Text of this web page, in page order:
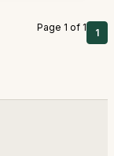
Page 1 of 1 1